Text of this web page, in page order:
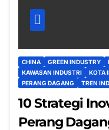
CHINA GREEN INDUSTRY
KAWASAN INDUSTRI
KOTA
PERANG DAGANG
TREN
10 Strategi
Perang